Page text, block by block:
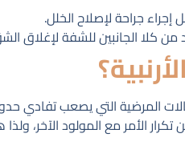
جراحة لإصلاح الخلل.
من كلا الجانبين للشفة لإغلاق
التي يصعب تفادي
الأمر مع المولود